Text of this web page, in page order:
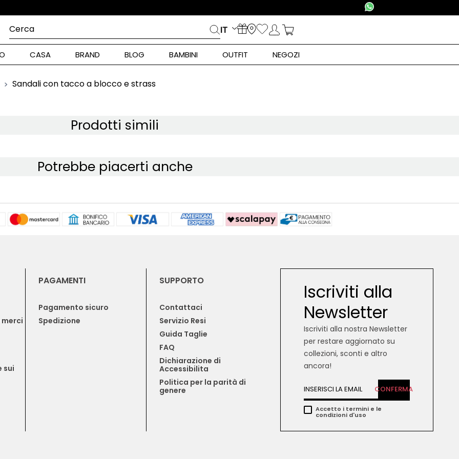
Cerca
IT
CASA BRAND BLOG BAMBINI OUTFIT NEGOZI
Sandali con tacco a blocco e strass
Prodotti simili
Potrebbe piacerti anche
sui
PAGAMENTI
Pagamento sicuro
Spedizione
SUPPORTO
Contattaci
Servizio Resi
Guida Taglie
FAQ
Dichiarazione di
Accessibilita
Politica per la parità di
genere
Iscriviti alla
Newsletter
Iscriviti alla nostra Newsletter
per restare aggiornato su
collezioni, sconti e altro
ancora!
CONFERMA
Accetto i termini e le
condizioni d'uso
FREQUENTI
Lauren